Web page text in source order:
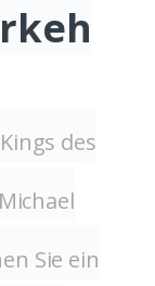
des
Sie ein